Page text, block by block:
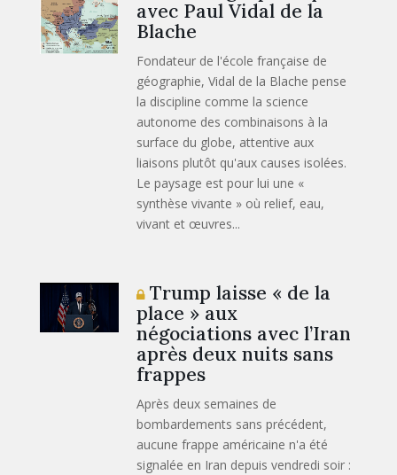
avec Paul Vidal de la
Blache
Fondateur de l'école française de
géographie, Vidal de la Blache pense
la discipline comme la science
autonome des combinaisons à la
surface du globe, attentive aux
liaisons plutôt qu'aux causes isolées.
Le paysage est pour lui une «
synthèse vivante » où relief, eau,
vivant et œuvres...
Trump laisse « de la
place » aux
négociations avec l’Iran
après deux nuits sans
frappes
Après deux semaines de
bombardements sans précédent,
aucune frappe américaine n'a été
signalée en Iran depuis vendredi soir :